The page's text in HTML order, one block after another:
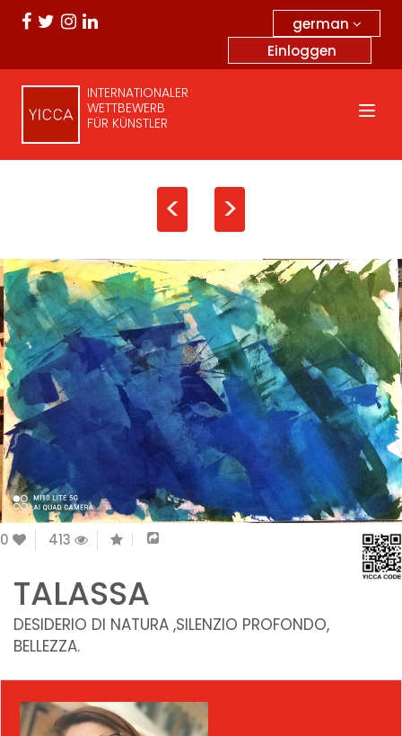
german
Einloggen
INTERNATIONALER
WETTBEWERB
FÜR KÜNSTLER
< >
0 413
TALASSA
DESIDERIO DI NATURA ,SILENZIO PROFONDO,
BELLEZZA.